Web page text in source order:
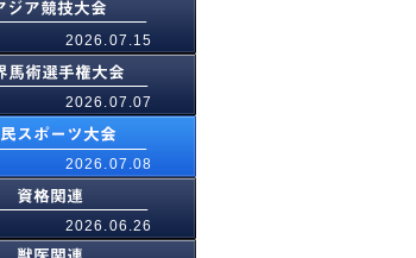
2026.07.15
2026.07.07
2026.07.08
2026.06.26